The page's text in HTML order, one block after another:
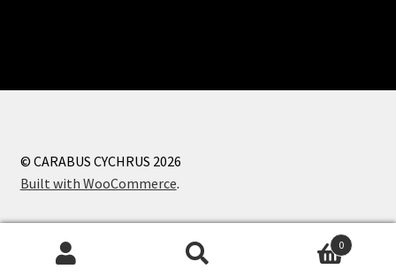
© CARABUS CYCHRUS 2026
Built with WooCommerce.
Recherche
Recherche
0